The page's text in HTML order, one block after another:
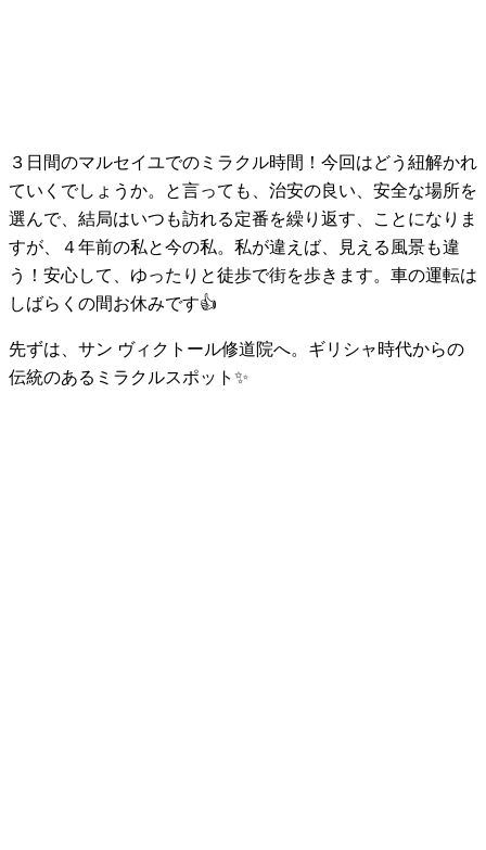
３日間のマルセイユでのミラクル時間！今回はどう紐解かれ
ていくでしょうか。と言っても、治安の良い、安全な場所を
選んで、結局はいつも訪れる定番を繰り返す、ことになりま
すが、４年前の私と今の私。私が違えば、見える風景も違
う！安心して、ゆったりと徒歩で街を歩きます。車の運転は
しばらくの間お休みです👍
先ずは、サン ヴィクトール修道院へ。ギリシャ時代からの
伝統のあるミラクルスポット✨